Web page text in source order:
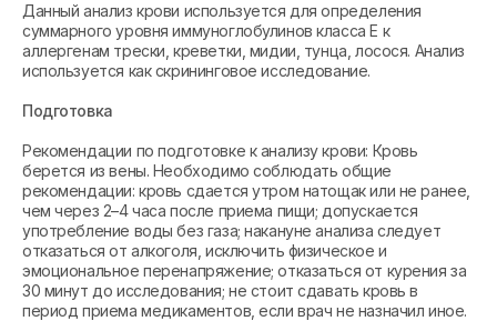
Данный анализ крови используется для определения
суммарного уровня иммуноглобулинов класса Е к
аллергенам трески, креветки, мидии, тунца, лосося. Анализ
используется как скрининговое исследование.
Подготовка
Рекомендации по подготовке к анализу крови: Кровь
берется из вены. Необходимо соблюдать общие
рекомендации: кровь сдается утром натощак или не ранее,
чем через 2–4 часа после приема пищи; допускается
употребление воды без газа; накануне анализа следует
отказаться от алкоголя, исключить физическое и
эмоциональное перенапряжение; отказаться от курения за
30 минут до исследования; не стоит сдавать кровь в
период приема медикаментов, если врач не назначил иное.